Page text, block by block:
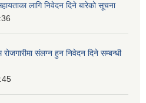
लागि निवेदन दिने बारेको सूचना
संलग्न हुन निवेदन दिने सम्बन्धी